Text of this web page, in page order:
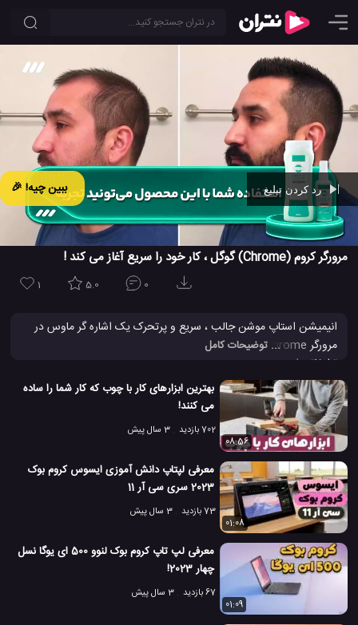
ببین چیه! 🎉 رد کردن تبلیغ
Ad -00:42
مرورگر کروم (Chrome) گوگل ، کار خود را سریع آغاز می کند !
1 5.0 0
انیمیشن استاپ موشن جالب ، سریع و پرتحرک یک اشاره گر ماوس در
مرورگر Google Chrome را مشاهده کنید و لذت ببرید. این یک
تبلیغاتی از معرفی سرعت بی نظیر مرورگر گوگل کروم است. گفته می شود
که مرورگر گوگل کروم یکی از محبوب ترین و پرکاربرد ترین مروگرهای
اینترنتی است که از سرعت بالا و امنیت فوق العاده ای نیز برخوردار است.
# تست سرعت مرورگر گوگل کروم
# طرح جدید مرورگر google chrome
# مرورگر # مرورگر Chrome # مرورگر کروم
# مرورگر گوگل Chrome #
4.2 هزار بازدید
6 سال پیش تکنولوژی تکنولوژی های گوناگون ویدئو
... توضیحات کامل
بهترین ابزارهای کار با چوب که کار شما را ساده
می کنند!
702 بازدید
3 سال پیش
08:56
معرفی لپتاپ دانش آموزی ایسوس کروم بوک
2023 سری سی آر 11
73 بازدید
3 سال پیش
01:08
معرفی لپ تاپ کروم بوک لنوو 500 ای یوگا نسل
چهار 2023!
67 بازدید
3 سال پیش
01:09